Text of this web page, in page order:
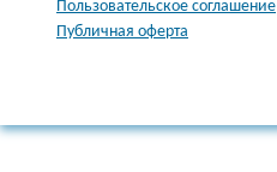
Пользовательское соглашение
Публичная оферта